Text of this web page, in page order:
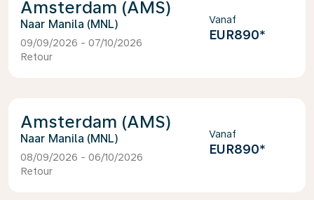
Amsterdam (AMS)
Manila (MNL)
09/09/2026 - 07/10/2026
Retour
Vanaf
EUR890*
Amsterdam (AMS)
Manila (MNL)
08/09/2026 - 06/10/2026
Retour
Vanaf
EUR890*